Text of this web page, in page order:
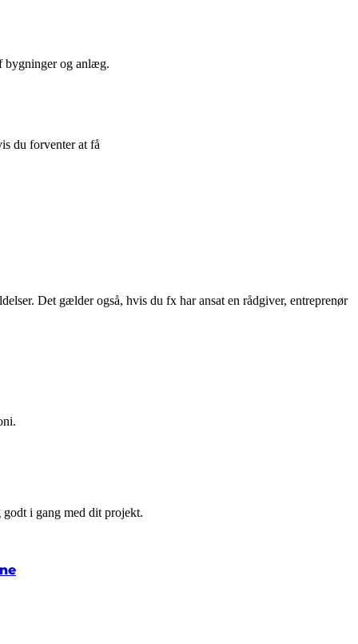
bygninger og anlæg.
du forventer at få
Det gælder også, hvis du fx har ansat en rådgiver, entreprenør
i gang med dit projekt.